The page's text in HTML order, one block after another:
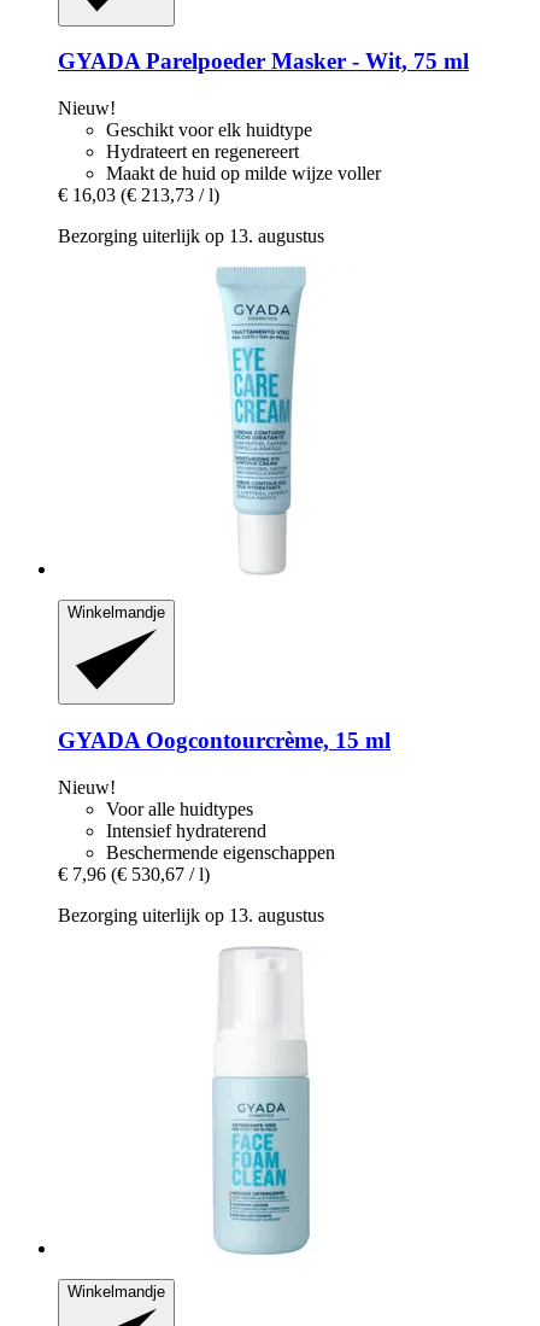
GYADAParelpoeder Masker -​ Wit, 75 ml
Nieuw!
Geschikt voor elk huidtype
Hydrateert en regenereert
Maakt de huid op milde wijze voller
€ 16,03 (€ 213,73 / l)
Bezorging uiterlijk op 13. augustus
Winkelmandje
GYADA Oogcontourcrème, 15 ml
Nieuw!
Voor alle huidtypes
Intensief hydraterend
Beschermende eigenschappen
€ 7,96 (€ 530,67 / l)
Bezorging uiterlijk op 13. augustus
Winkelmandje